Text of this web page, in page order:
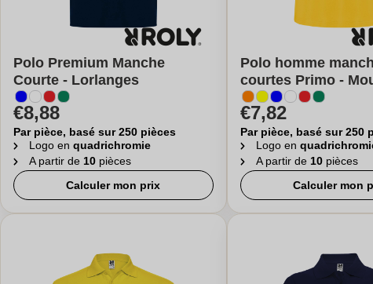
Polo Premium Manche
Courte - Lorlanges
€8,88
Par pièce, basé sur 250 pièces
Logo en quadrichromie
A partir de 10 pièces
Calculer mon prix
Polo homme
courtes Primo -
€7,82
Par pièce, basé sur 250
Logo en
A partir de 10pièces
Calculer mon